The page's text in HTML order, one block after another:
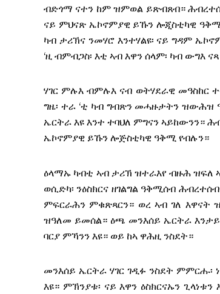
ብድጎማ ናተን ከም ዝምወል ይጽብጸብ።
ናይ ምህናጽ ኤኮኖምያዊ ይኹን ሎጂስቲካዊ
ካብ ታሪኽና ንመሃሮ እንተሃልዩ፡ ናይ ግዳም
‘ዚ ብምብጋስ፡ እቲ ኣብ እዋን ሰላም፡ ካብ ውግእ
ሃገር ምሉእ ብምሉእ ናብ ወትሃደራዊ መዓስከር
ግዜ፡ ተራ ‘ቲ ካብ ግብጽን መሓዙታትን ዝውሕዝ
ኤርትራ እዩ እንተ ተባህለ ምግናን ኣይከውንን።
ኤኮኖምያዊ ይኹን ሎጅስቲካዊ ዓቅሚ የብሉን።
ዕላማኡ ካብቲ ኣብ ታሪኽ ዝተራእየ ብዙሕ ዝፍለ
ወሲድካ፡ ንዕስክርና ዘገልግል ዓቅሚሰብ
ምፍርራሕን ምቁጽጻርን። ወረ ኣብ ገለ
ዝዓለመ ይመሰል። ዕጫ መንእሰይ ኤርትራ
ባርያ ምኻንን እዩ። ወይ ከኣ ዋሕዚ ንስደት።
መንእሰይ ኤርትራ ሃገር ገዲፉ ንስደት ምምርሑ፡
እዩ። ምኽንያቱ፡ ናይ እዋን ዕስክርናኡን